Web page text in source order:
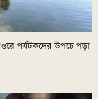
পর্যটকদের উপচে পড়া